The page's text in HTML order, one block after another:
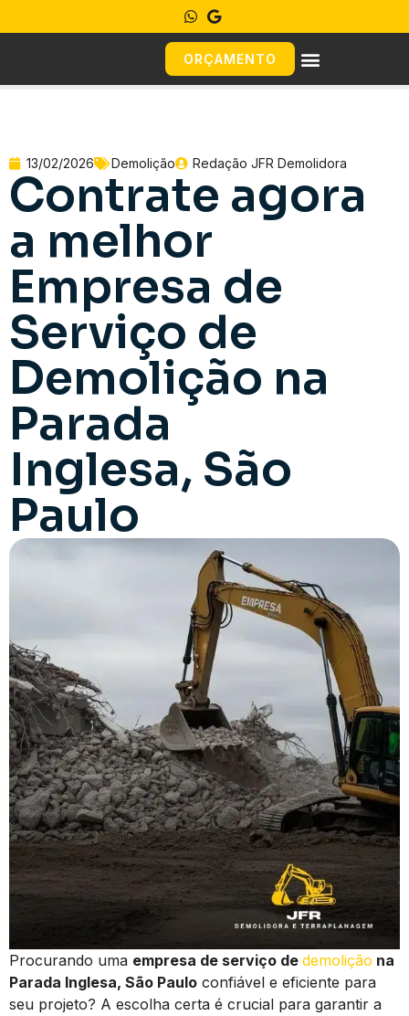
ORÇAMENTO
13/02/2026 Demolição Redação JFR Demolidora
Contrate agora
a melhor
Empresa de
Serviço de
Demolição na
Parada
Inglesa, São
Paulo
Procurando uma empresa de serviço de demolição na
Parada Inglesa, São Paulo confiável e eficiente para
seu projeto? A escolha certa é crucial para garantir a